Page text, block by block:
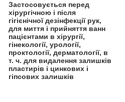
Застосовується перед
хірургічною і після
гігієнічної дезінфекції рук,
для миття і прийняття ванн
пацієнтами в хірургії,
гінекології, урології,
проктології, дерматології, в
т. ч. для видалення залишків
пластирів і цинкових і
гіпсових залишків